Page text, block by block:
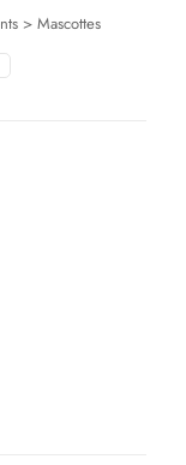
> Mascottes